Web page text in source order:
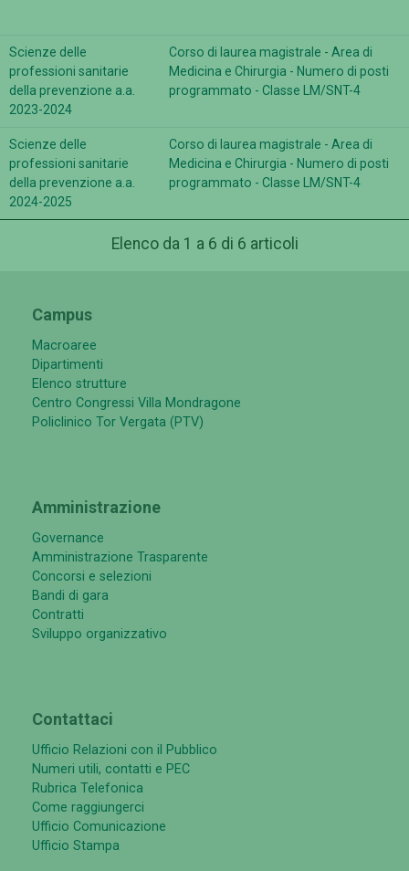
Scienze delle
professioni sanitarie
della prevenzione a.a.
2023-2024
Corso di laurea magistrale - Area di
Medicina e Chirurgia - Numero di posti
programmato - Classe LM/SNT-4
Scienze delle
professioni sanitarie
della prevenzione a.a.
2024-2025
Corso di laurea magistrale - Area di
Medicina e Chirurgia - Numero di posti
programmato - Classe LM/SNT-4
Elenco da 1 a 6 di 6 articoli
Campus
Macroaree
Dipartimenti
Elenco strutture
Centro Congressi Villa Mondragone
Policlinico Tor Vergata (PTV)
Amministrazione
Governance
Amministrazione Trasparente
Concorsi e selezioni
Bandi di gara
Contratti
Sviluppo organizzativo
Contattaci
Ufficio Relazioni con il Pubblico
Numeri utili, contatti e PEC
Rubrica Telefonica
Come raggiungerci
Ufficio Comunicazione
Ufficio Stampa